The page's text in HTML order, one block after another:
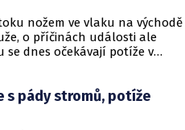
nožem ve vlaku na východě
o příčinách události ale
dnes očekávají potíže v
s pády stromů, potíže